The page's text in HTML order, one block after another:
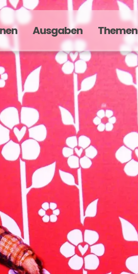
Ausgaben Themen